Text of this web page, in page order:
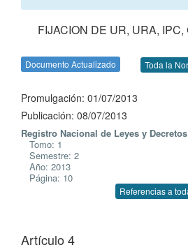
FIJACION DE UR, URA, IPC,
Documento Actualizado Toda la
Promulgación: 01/07/2013
Publicación: 08/07/2013
Registro Nacional de Leyes y
Tomo: 1
Semestre: 2
Año: 2013
Página: 10
Referencias a
Artículo 4